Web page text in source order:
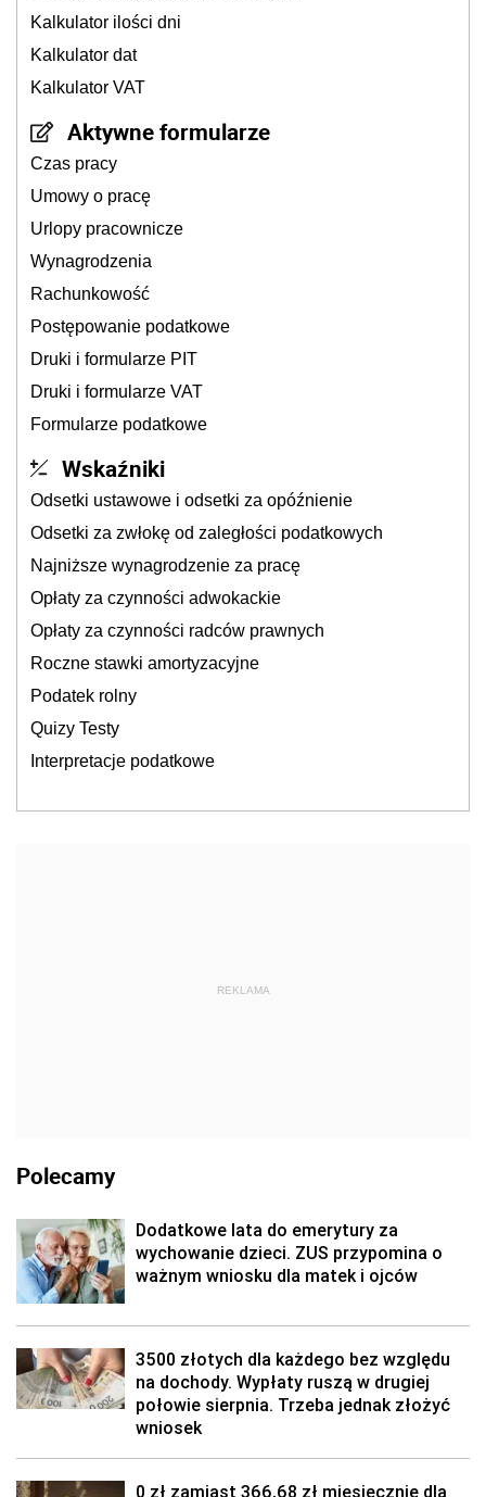
Kalkulator ilości dni
Kalkulator dat
Kalkulator VAT
Aktywne formularze
Czas pracy
Umowy o pracę
Urlopy pracownicze
Wynagrodzenia
Rachunkowość
Postępowanie podatkowe
Druki i formularze PIT
Druki i formularze VAT
Formularze podatkowe
Wskaźniki
Odsetki ustawowe i odsetki za opóźnienie
Odsetki za zwłokę od zaległości podatkowych
Najniższe wynagrodzenie za pracę
Opłaty za czynności adwokackie
Opłaty za czynności radców prawnych
Roczne stawki amortyzacyjne
Podatek rolny
Quizy Testy
Interpretacje podatkowe
REKLAMA
Polecamy
Dodatkowe lata do emerytury za
wychowanie dzieci. ZUS przypomina o
ważnym wniosku dla matek i ojców
3500 złotych dla każdego bez względu
na dochody. Wypłaty ruszą w drugiej
połowie sierpnia. Trzeba jednak złożyć
wniosek
0 zł zamiast 366,68 zł miesięcznie dla